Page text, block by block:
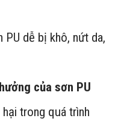
PU dễ bị khô, nứt da,
của sơn PU
trong quá trình